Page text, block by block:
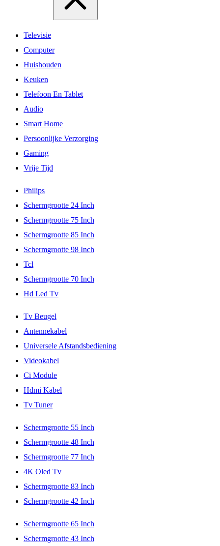
Televisie
Computer
Huishouden
Keuken
Telefoon En Tablet
Audio
Smart Home
Persoonlijke Verzorging
Gaming
Vrije Tijd
Philips
Schermgrootte 24 Inch
Schermgrootte 75 Inch
Schermgrootte 85 Inch
Schermgrootte 98 Inch
Tcl
Schermgrootte 70 Inch
Hd Led Tv
Tv Beugel
Antennekabel
Universele Afstandsbediening
Videokabel
Ci Module
Hdmi Kabel
Tv Tuner
Schermgrootte 55 Inch
Schermgrootte 48 Inch
Schermgrootte 77 Inch
4K Oled Tv
Schermgrootte 83 Inch
Schermgrootte 42 Inch
Schermgrootte 65 Inch
Schermgrootte 43 Inch